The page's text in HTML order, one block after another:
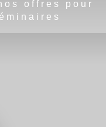
offres pour